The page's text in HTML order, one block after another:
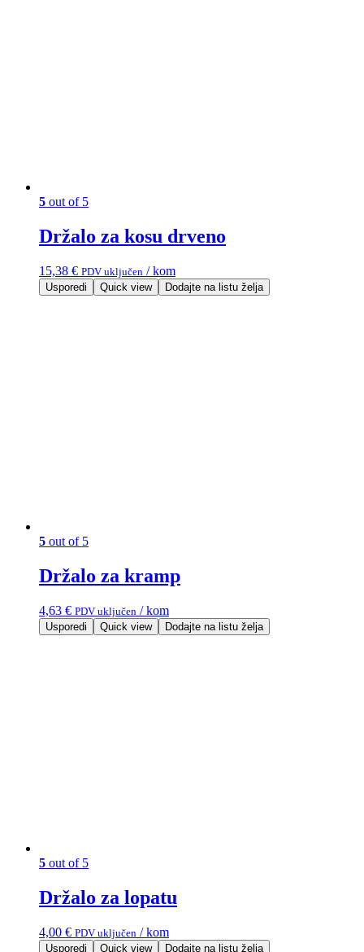
5 out of 5
Držalo za kosu drveno
15,38 € PDV uključen / kom
Usporedi Quick view Dodajte na listu želja
5 out of 5
Držalo za kramp
4,63 € PDV uključen / kom
Usporedi Quick view Dodajte na listu želja
5 out of 5
Držalo za lopatu
4,00 € PDV uključen / kom
Usporedi Quick view Dodajte na listu želja